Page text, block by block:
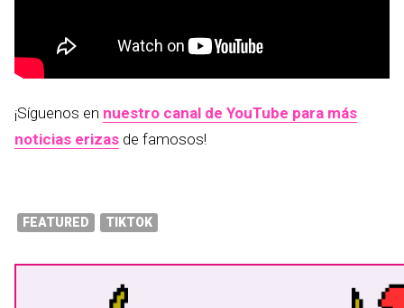
¡Síguenos en nuestro canal de YouTube para más
noticias erizas de famosos!
FEATURED TIKTOK